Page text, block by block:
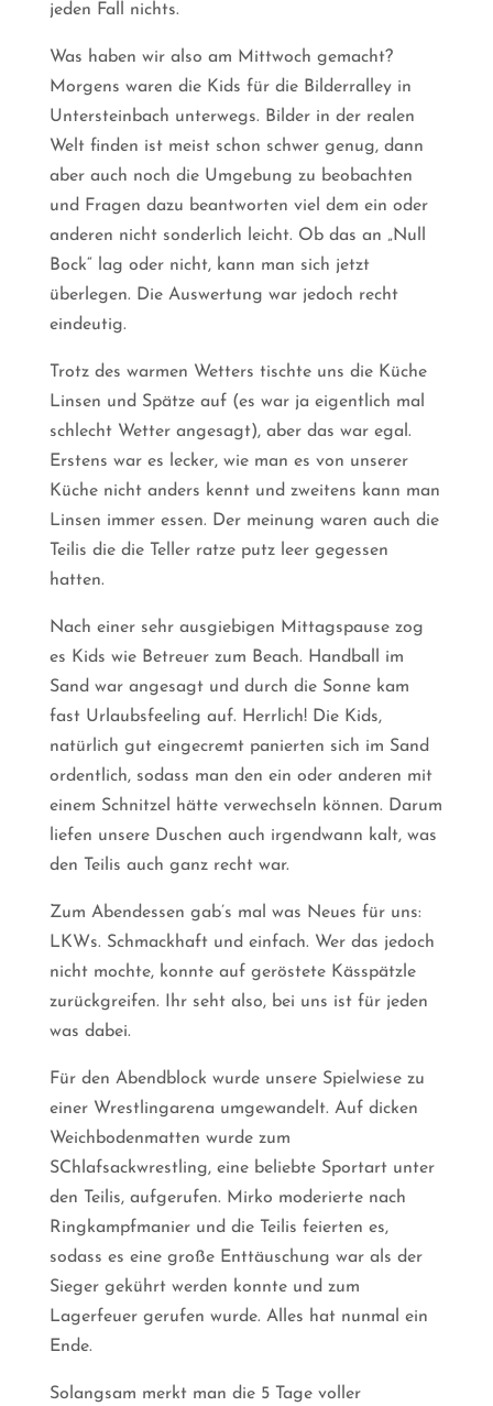
jeden Fall nichts.
Was haben wir also am Mittwoch gemacht?
Morgens waren die Kids für die Bilderralley in
Untersteinbach unterwegs. Bilder in der realen
Welt finden ist meist schon schwer genug, dann
aber auch noch die Umgebung zu beobachten
und Fragen dazu beantworten viel dem ein oder
anderen nicht sonderlich leicht. Ob das an „Null
Bock“ lag oder nicht, kann man sich jetzt
überlegen. Die Auswertung war jedoch recht
eindeutig.
Trotz des warmen Wetters tischte uns die Küche
Linsen und Spätze auf (es war ja eigentlich mal
schlecht Wetter angesagt), aber das war egal.
Erstens war es lecker, wie man es von unserer
Küche nicht anders kennt und zweitens kann man
Linsen immer essen. Der meinung waren auch die
Teilis die die Teller ratze putz leer gegessen
hatten.
Nach einer sehr ausgiebigen Mittagspause zog
es Kids wie Betreuer zum Beach. Handball im
Sand war angesagt und durch die Sonne kam
fast Urlaubsfeeling auf. Herrlich! Die Kids,
natürlich gut eingecremt panierten sich im Sand
ordentlich, sodass man den ein oder anderen mit
einem Schnitzel hätte verwechseln können. Darum
liefen unsere Duschen auch irgendwann kalt, was
den Teilis auch ganz recht war.
Zum Abendessen gab’s mal was Neues für uns:
LKWs. Schmackhaft und einfach. Wer das jedoch
nicht mochte, konnte auf geröstete Kässpätzle
zurückgreifen. Ihr seht also, bei uns ist für jeden
was dabei.
Für den Abendblock wurde unsere Spielwiese zu
einer Wrestlingarena umgewandelt. Auf dicken
Weichbodenmatten wurde zum
SChlafsackwrestling, eine beliebte Sportart unter
den Teilis, aufgerufen. Mirko moderierte nach
Ringkampfmanier und die Teilis feierten es,
sodass es eine große Enttäuschung war als der
Sieger gekührt werden konnte und zum
Lagerfeuer gerufen wurde. Alles hat nunmal ein
Ende.
Solangsam merkt man die 5 Tage voller